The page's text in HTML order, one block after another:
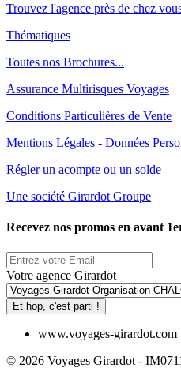
Trouvez l'agence près de chez
Thématiques
Toutes nos Brochures...
Assurance Multirisques Voyages
Conditions Particulières de Vente
Mentions Légales - Données
Régler un acompte ou un solde
Une société Girardot Groupe
Recevez nos promos en avant
Votre agence Girardot
Et hop, c'est parti !
www.voyages-girardot.com
© 2026 Voyages Girardot -